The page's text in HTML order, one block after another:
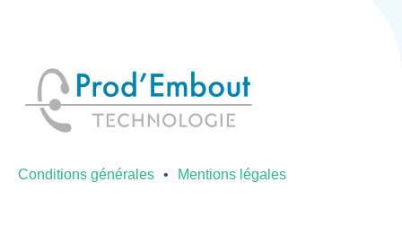
Conditions générales Mentions légales